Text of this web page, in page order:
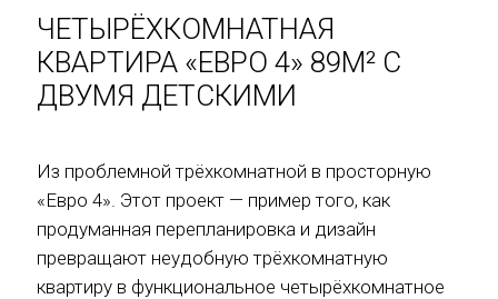
ЧЕТЫРЁХКОМНАТНАЯ
КВАРТИРА «ЕВРО 4» 89М² С
ДВУМЯ ДЕТСКИМИ
Из проблемной трёхкомнатной в просторную
«Евро 4». Этот проект — пример того, как
продуманная перепланировка и дизайн
превращают неудобную трёхкомнатную
квартиру в функциональное четырёхкомнатное